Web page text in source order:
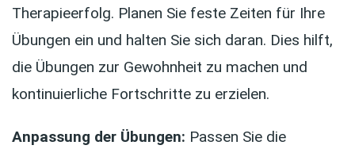
Therapieerfolg. Planen Sie feste Zeiten für Ihre
Übungen ein und halten Sie sich daran. Dies hilft,
die Übungen zur Gewohnheit zu machen und
kontinuierliche Fortschritte zu erzielen.
Anpassung der Übungen: Passen Sie die